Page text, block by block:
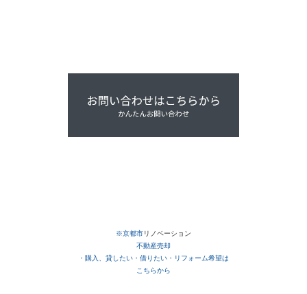
※京都市リノベーション
不動産売却
・購入、貸したい・借りたい・リフォーム希望は
こちらから